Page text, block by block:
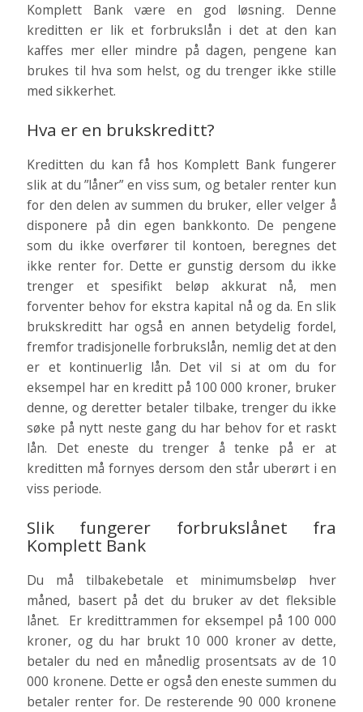
Komplett Bank være en god løsning. Denne
kreditten er lik et forbrukslån i det at den kan
kaffes mer eller mindre på dagen, pengene kan
brukes til hva som helst, og du trenger ikke stille
med sikkerhet.
Hva er en brukskreditt?
Kreditten du kan få hos Komplett Bank fungerer
slik at du ”låner” en viss sum, og betaler renter kun
for den delen av summen du bruker, eller velger å
disponere på din egen bankkonto. De pengene
som du ikke overfører til kontoen, beregnes det
ikke renter for. Dette er gunstig dersom du ikke
trenger et spesifikt beløp akkurat nå, men
forventer behov for ekstra kapital nå og da. En slik
brukskreditt har også en annen betydelig fordel,
fremfor tradisjonelle forbrukslån, nemlig det at den
er et kontinuerlig lån. Det vil si at om du for
eksempel har en kreditt på 100 000 kroner, bruker
denne, og deretter betaler tilbake, trenger du ikke
søke på nytt neste gang du har behov for et raskt
lån. Det eneste du trenger å tenke på er at
kreditten må fornyes dersom den står uberørt i en
viss periode.
Slik fungerer forbrukslånet fra
Komplett Bank
Du må tilbakebetale et minimumsbeløp hver
måned, basert på det du bruker av det fleksible
lånet. Er kredittrammen for eksempel på 100 000
kroner, og du har brukt 10 000 kroner av dette,
betaler du ned en månedlig prosentsats av de 10
000 kronene. Dette er også den eneste summen du
betaler renter for. De resterende 90 000 kronene